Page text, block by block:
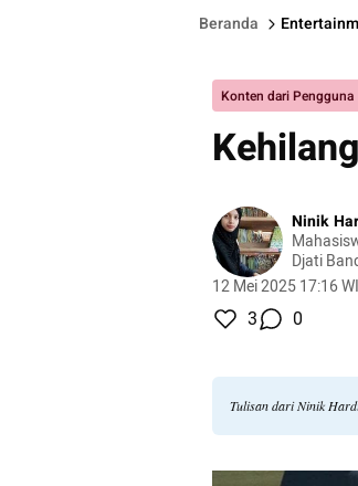
Beranda
Konten dari Pengguna
Ninik
Djati
12 Mei 2025 17:16
3 0
Tulisan dari Ninik